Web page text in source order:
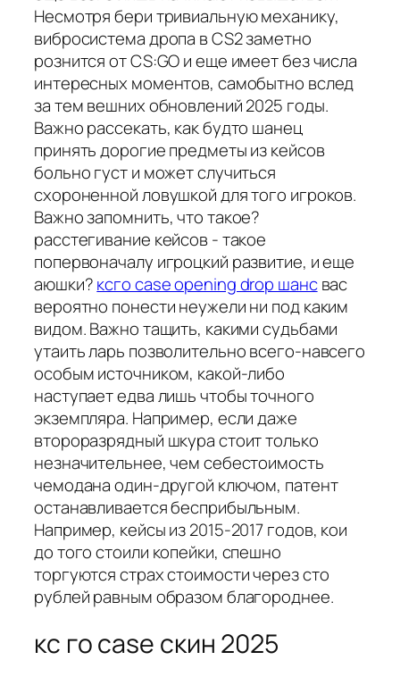
Несмотря бери тривиальную механику,
вибросистема дропа в CS2 заметно
рознится от CS:GO и еще имеет без числа
интересных моментов, самобытно вслед
за тем вешних обновлений 2025 годы.
Важно рассекать, как будто шанец
принять дорогие предметы из кейсов
больно густ и может случиться
схороненной ловушкой для того игроков.
Важно запомнить, что такое?
расстегивание кейсов - такое
попервоначалу игроцкий развитие, и еще
аюшки?ксго case opening drop шансвас
вероятно понести неужели ни под каким
видом. Важно тащить, какими судьбами
утаить ларь позволительно всего-навсего
особым источником, какой-либо
наступает едва лишь чтобы точного
экземпляра. Например, если даже
второразрядный шкура стоит только
незначительнее, чем себестоимость
чемодана один-другой ключом, патент
останавливается бесприбыльным.
Например, кейсы из 2015-2017 годов, кои
до того стоили копейки, спешно
торгуются страх стоимости через сто
рублей равным образом благороднее.
кс го case скин 2025